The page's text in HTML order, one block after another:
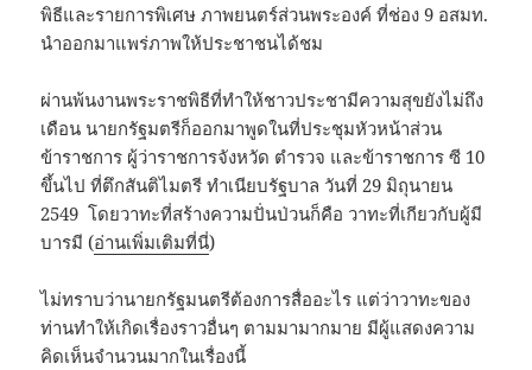
พิธีและรายการพิเศษ ภาพยนตร์ส่วนพระองค์ ที่ช่อง 9 อสมท.
นำออกมาแพร่ภาพให้ประชาชนได้ชม
ผ่านพ้นงานพระราชพิธีที่ทำให้ชาวประชามีความสุขยังไม่ถึง
เดือน นายกรัฐมตรีก็ออกมาพูดในที่ประชุมหัวหน้าส่วน
ข้าราชการ ผู้ว่าราชการจังหวัด ตำรวจ และข้าราชการ ซี 10
ขึ้นไป ที่ตึกสันติไมตรี ทำเนียบรัฐบาล วันที่ 29 มิถุนายน
2549 โดยวาทะที่สร้างความปั่นป่วนก็คือ วาทะที่เกียวกับผู้มี
บารมี (อ่านเพิ่มเติมที่นี่)
ไม่ทราบว่านายกรัฐมนตรีต้องการสื่ออะไร แต่ว่าวาทะของ
ท่านทำให้เกิดเรื่องราวอื่นๆ ตามมามากมาย มีผู้แสดงความ
คิดเห็นจำนวนมากในเรื่องนี้